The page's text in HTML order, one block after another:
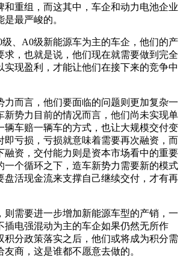
和重组，而这其中，车企和动力电池企业
最严峻的。
级、A0级新能源车为主的车企，他们的产
求，也就是说，他们现在就需要做到完全
实现盈利，才能让他们在接下来的竞争中
力而言，他们要面临的问题则更加复杂一
新势力目前的情况而言，他们尚未实现单
辆车赔一辆车的方式，也让大规模交付变
即亏损，亏损就意味着需要再次融资，而
融资，交付能力则是资本市场看中的重要
一个循环之下，造车新势力需要新的模式
盘活现金流来支撑自己继续交付，才有再
则需要进一步增加新能源车型的产销，一
插电强混动为主的车企如果仍然无所作
积分政策落实之后，他们或将成为积分需
商，这是谁都不愿意去做的。